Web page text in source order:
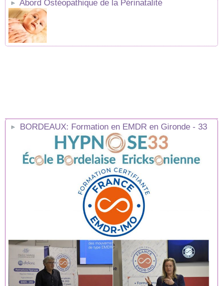
Abord Ostéopathique de la Périnatalité
BORDEAUX: Formation en EMDR en Gironde - 33